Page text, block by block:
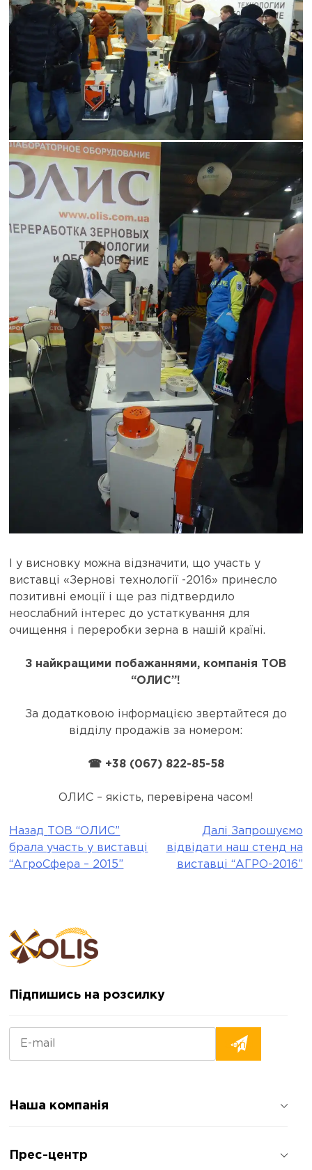
І у висновку можна відзначити, що участь у
виставці «Зернові технології -2016» принесло
позитивні емоції і ще раз підтвердило
неослабний інтерес до устаткування для
очищення і переробки зерна в нашій країні.
З найкращими побажаннями, компанія ТОВ
“ОЛИС”!
За додатковою інформацією звертайтеся до
відділу продажів за номером:
☎ +38 (067) 822-85-58
ОЛИС – якість, перевірена часом!
Post
navigation
Назад
ТОВ “ОЛИС”
брала участь у виставці
“АгроСфера – 2015”
Далі Запрошуємо
відвідати наш стенд на
виставці “АГРО-2016”
Підпишись на розсилку
Наша компанія
Відгуки про компанію
Прес-центр